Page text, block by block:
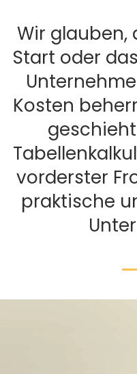
Wir glauben,
Start oder
Kosten
vorderster
praktische